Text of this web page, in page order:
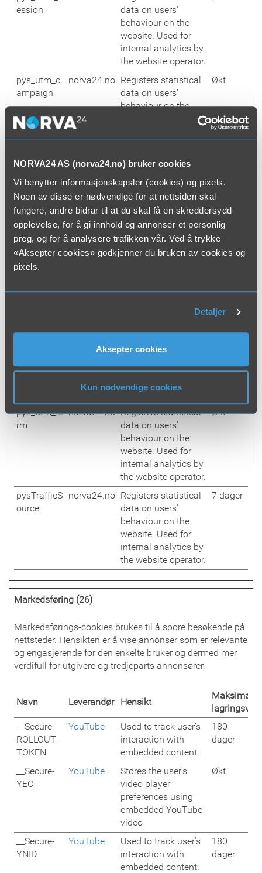
NORVA24 AS (norva24.no) bruker cookies
Vi benytter informasjonskapsler (cookies) og pixels.
Noen av disse er nødvendige for at nettsiden skal
fungere, andre bidrar til at du skal få en skreddersydd
opplevelse, for å gi innhold og annonser et personlig
preg, og for å analysere trafikken vår. Ved å trykke
«Aksepter cookies» godkjenner du bruken av cookies og
pixels.
Detaljer
Aksepter cookies
Kun nødvendige cookies
ession
data on users'
behaviour on the
website. Used for
internal analytics by
the website operator.
pys_utm_c
ampaign
norva24.no Registers statistical
data on users'
behaviour on the
Økt
pys_utm_c
norva24.no Registers statistical
behaviour on the
website. Used for
internal analytics by
the website operator.
pys_utm_m
edium
norva24.no
Registers statistical
data on users'
the website operator.
behaviour on the
website. Used for
the website operator.
pys_utm_te
rm
norva24.no Registers statistical
data on users'
behaviour on the
website. Used for
internal analytics by
the website operator.
Økt
pysTrafficS
ource
norva24.no Registers statistical
data on users'
behaviour on the
website. Used for
internal analytics by
the website operator.
7 dager
Markedsføring (26)
Markedsførings-cookies brukes til å spore besøkende på
nettsteder. Hensikten er å vise annonser som er relevante
og engasjerende for den enkelte bruker og dermed mer
verdifull for utgivere og tredjeparts annonsører.
Navn Leverandør Hensikt
Maksimal
__Secure-
ROLLOUT_
TOKEN
YouTube
Used to track user’s
interaction with
embedded content.
180
dager
__Secure-
YEC
YouTube
Stores the user's
video player
preferences using
embedded YouTube
video
Økt
__Secure-
YNID
YouTube
Used to track user’s
interaction with
embedded content.
180
dager